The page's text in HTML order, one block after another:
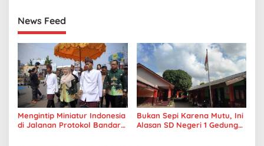
s
i
p
o
s
News Feed
Mengintip Miniatur Indonesia
di Jalanan Protokol Bandar
Bukan Sepi Karena Mutu, Ini
Alasan SD Negeri 1 Gedung